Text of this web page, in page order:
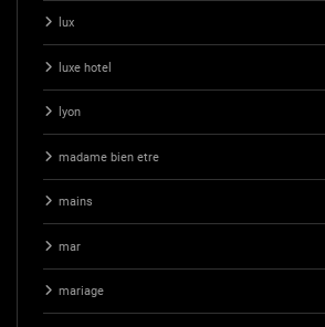
lux
luxe hotel
lyon
madame bien etre
mains
mar
mariage